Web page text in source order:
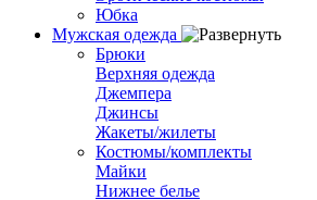
Юбка
Мужская одежда
Брюки
Верхняя одежда
Джемпера
Джинсы
Жакеты/жилеты
Костюмы/комплекты
Майки
Нижнее белье